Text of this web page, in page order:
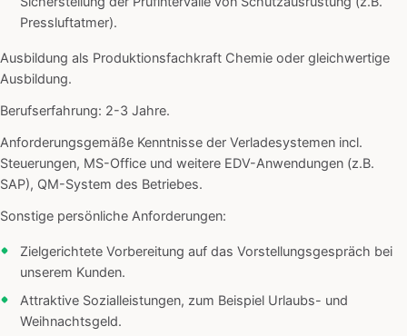
Pressluftatmer).
Ausbildung als Produktionsfachkraft Chemie oder gleichwertige
Ausbildung.
Berufserfahrung: 2-3 Jahre.
Anforderungsgemäße Kenntnisse der Verladesystemen incl.
Steuerungen, MS-Office und weitere EDV-Anwendungen (z.B.
SAP), QM-System des Betriebes.
Sonstige persönliche Anforderungen:
Zielgerichtete Vorbereitung auf das Vorstellungsgespräch bei
unserem Kunden.
Attraktive Sozialleistungen, zum Beispiel Urlaubs- und
Weihnachtsgeld.